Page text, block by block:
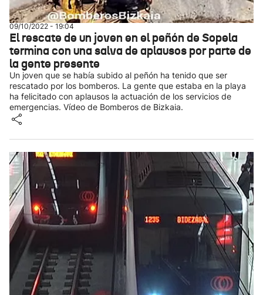
09/10/2022 - 19:04
El rescate de un joven en el peñón de Sopela
termina con una salva de aplausos por parte de
la gente presente
Un joven que se había subido al peñón ha tenido que ser
rescatado por los bomberos. La gente que estaba en la playa
ha felicitado con aplausos la actuación de los servicios de
emergencias. Vídeo de Bomberos de Bizkaia.